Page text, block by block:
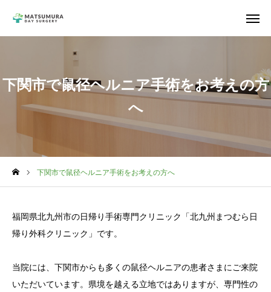
下関市で鼠径ヘルニア手術をお考えの方
へ
下関市で鼠径ヘルニア手術をお考えの方へ
福岡県北九州市の日帰り手術専門クリニック「北九州まつむら日
帰り外科クリニック」です。
当院には、下関市からも多くの鼠径ヘルニアの患者さまにご来院
いただいています。県境を越える立地ではありますが、専門性の
アクセス
Web予約
お知らせ
院長紹介
手掌多汗症
一般外科